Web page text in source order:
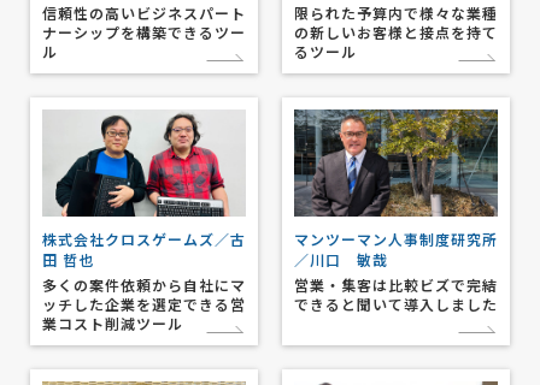
信頼性の高いビジネスパート
ナーシップを構築できるツー
ル
限られた予算内で様々な業種
の新しいお客様と接点を持て
るツール
株式会社クロスゲームズ／古
田 哲也
多くの案件依頼から自社にマ
ッチした企業を選定できる営
業コスト削減ツール
マンツーマン人事制度研究所
／川口 敏哉
営業・集客は比較ビズで完結
できると聞いて導入しました